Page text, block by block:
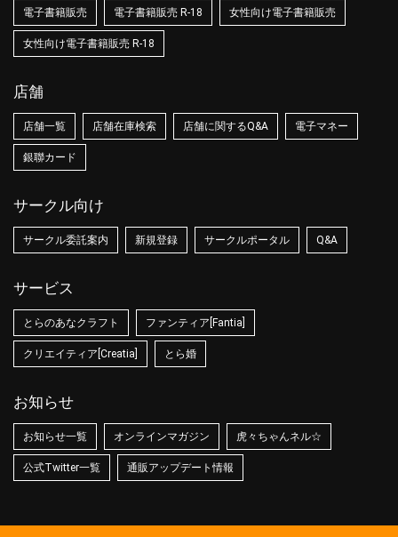
電子書籍販売 電子書籍販売 R-18 女性向け電子書籍販売
女性向け電子書籍販売 R-18
店舗
店舗一覧 店舗在庫検索 店舗に関するQ&A 電子マネー
銀聯カード
サークル向け
サークル委託案内 新規登録 サークルポータル Q&A
サービス
とらのあなクラフト ファンティア[Fantia]
クリエイティア[Creatia] とら婚
お知らせ
お知らせ一覧 オンラインマガジン 虎々ちゃんネル☆
公式Twitter一覧 通販アップデート情報